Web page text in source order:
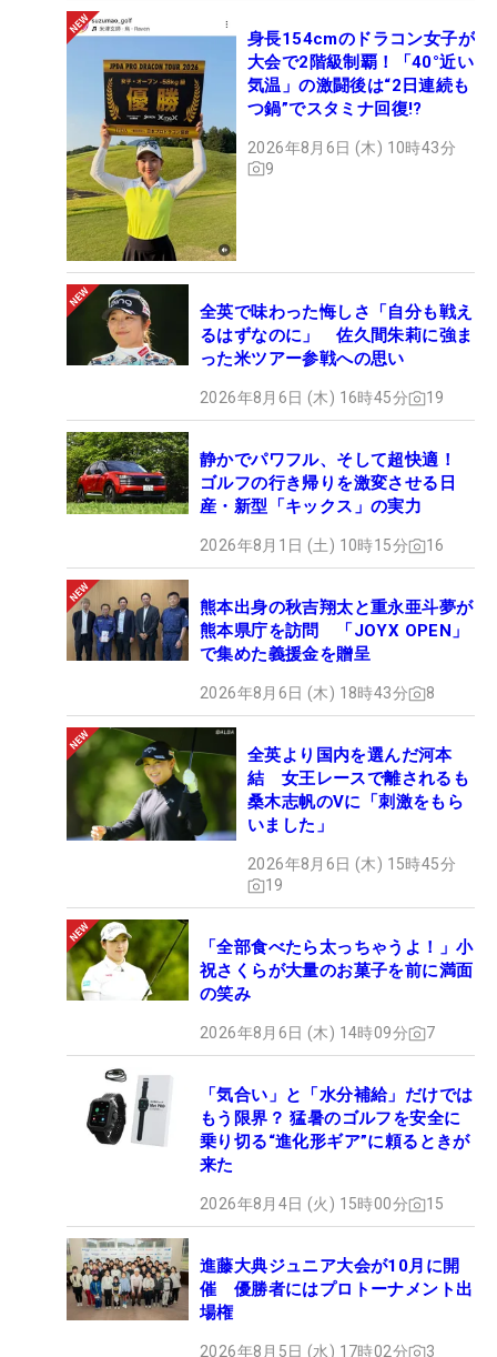
身長154cmのドラコン女子が
大会で2階級制覇！「40°近い
気温」の激闘後は“2日連続も
つ鍋”でスタミナ回復!?
2026年8月6日 (木) 10時43分
9
全英で味わった悔しさ「自分も戦え
るはずなのに」 佐久間朱莉に強ま
った米ツアー参戦への思い
2026年8月6日 (木) 16時45分 19
静かでパワフル、そして超快適！
ゴルフの行き帰りを激変させる日
産・新型「キックス」の実力
2026年8月1日 (土) 10時15分 16
熊本出身の秋吉翔太と重永亜斗夢が
熊本県庁を訪問 「JOYX OPEN」
で集めた義援金を贈呈
2026年8月6日 (木) 18時43分 8
全英より国内を選んだ河本
結 女王レースで離されるも
桑木志帆のVに「刺激をもら
いました」
2026年8月6日 (木) 15時45分
19
「全部食べたら太っちゃうよ！」小
祝さくらが大量のお菓子を前に満面
の笑み
2026年8月6日 (木) 14時09分 7
「気合い」と「水分補給」だけでは
もう限界？ 猛暑のゴルフを安全に
乗り切る“進化形ギア”に頼るときが
来た
2026年8月4日 (火) 15時00分 15
進藤大典ジュニア大会が10月に開
催 優勝者にはプロトーナメント出
場権
2026年8月5日 (水) 17時02分 3